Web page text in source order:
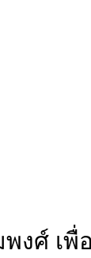
ศ์ เพื่